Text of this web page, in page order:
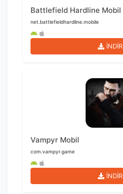
Battlefield Hardline Mobil
net.battlefieldhardline.mobile
İNDİR
Vampyr Mobil
com.vampyr.game
İNDİR